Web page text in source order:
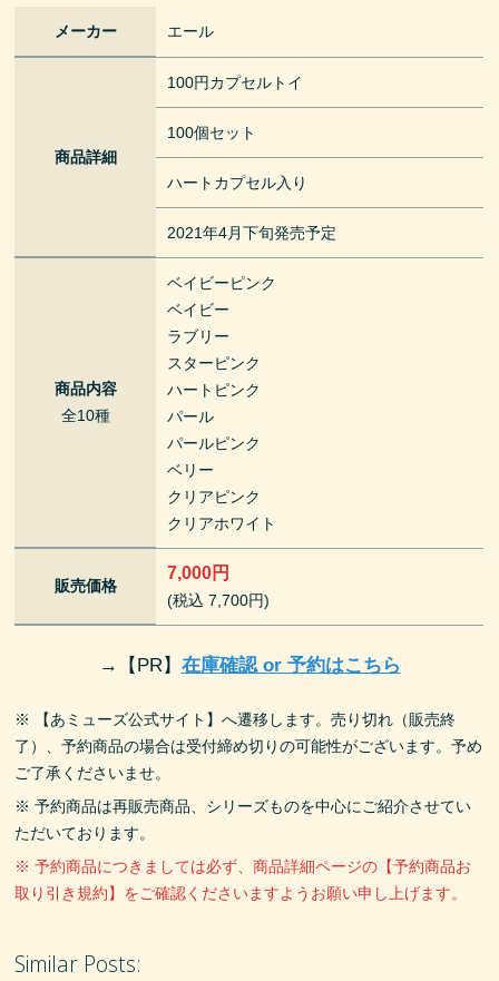
メーカー エール
商品詳細
100円カプセルトイ
100個セット
ハートカプセル入り
2021年4月下旬発売予定
商品内容
全10種
ベイビーピンク
ベイビー
ラブリー
スターピンク
ハートピンク
パール
パールピンク
ベリー
クリアピンク
クリアホワイト
販売価格
7,000円
(税込 7,700円)
→ 【PR】 在庫確認 or 予約はこちら
※ 【あミューズ公式サイト】へ遷移します。売り切れ（販売終
了）、予約商品の場合は受付締め切りの可能性がございます。予め
ご了承くださいませ。
※ 予約商品は再販売商品、シリーズものを中心にご紹介させてい
ただいております。
※ 予約商品につきましては必ず、商品詳細ページの【予約商品お
取り引き規約】をご確認くださいますようお願い申し上げます。
Similar Posts: